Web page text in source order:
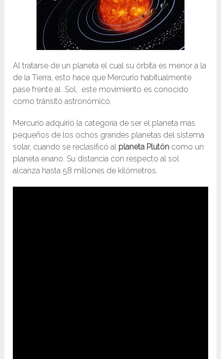
Al tratarse de un planeta el cual su órbita es menor a la
de la Tierra, esto hace que Mercurio habitualmente
pase frente al Sol, este movimiento es conocido
como tránsito astronómico.
Mercurio adquirió la categoría de ser el planeta más
pequeños de los ochos grandes planetas del sistema
solar, cuando se reclasificó al planeta Plutón como un
planeta enano. Su distancia con respecto al sol
alcanza hasta 58 millones de kilómetros.